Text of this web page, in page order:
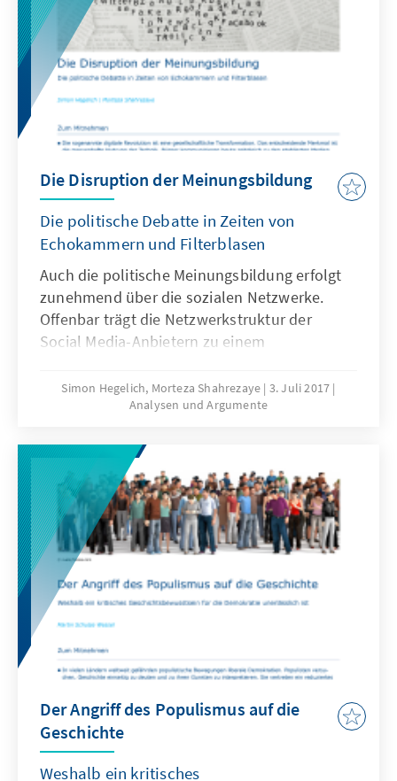
Die Disruption der Meinungsbildung
Die politische Debatte in Zeiten von
Echokammern und Filterblasen
Auch die politische Meinungsbildung erfolgt
zunehmend über die sozialen Netzwerke.
Offenbar trägt die Netzwerkstruktur der
Social Media-Anbietern zu einem
bei und wirft damit große theoretische Fragen
nach der demokratischen Meinungsbildung
„Filterblase“ und „Echokammer“ werden
häufig herangezogen, um dieses neue
Phänomen zu beschreiben. Ist die
Meinungsbildung durch das Netz in Gefahr,
oder zeigt sich hier nur eine
fortschrittsfeindliche Grundeinstellung?
Simon Hegelich, Morteza Shahrezaye 3. Juli 2017
Analysen und Argumente
Der Angriff des Populismus auf die
Geschichte
Weshalb ein kritisches